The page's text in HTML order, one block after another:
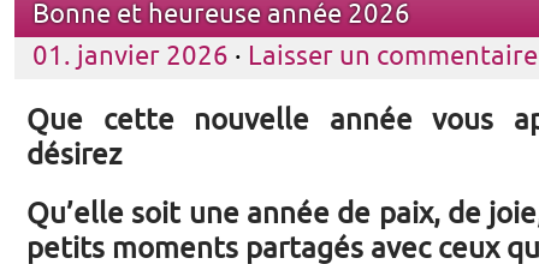
Bonne et heureuse année 2026
01. janvier 2026 · Laisser un commentaire
Que cette nouvelle année vous
désirez
Qu’elle soit une année de paix, de
petits moments partagés avec ceux